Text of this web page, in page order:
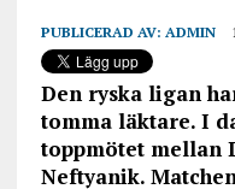
PUBLICERAD AV: ADMIN
Den ryska ligan
tomma läktare. I
toppmötet mellan
Neftyanik.